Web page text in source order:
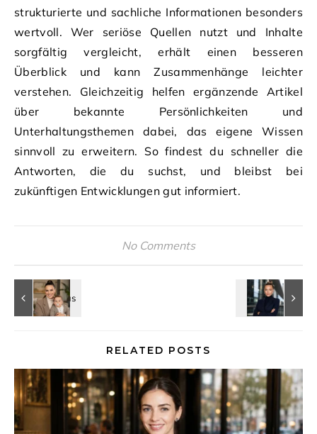
strukturierte und sachliche Informationen besonders
wertvoll. Wer seriöse Quellen nutzt und Inhalte
sorgfältig vergleicht, erhält einen besseren
Überblick und kann Zusammenhänge leichter
verstehen. Gleichzeitig helfen ergänzende Artikel
über bekannte Persönlichkeiten und
Unterhaltungsthemen dabei, das eigene Wissen
sinnvoll zu erweitern. So findest du schneller die
Antworten, die du suchst, und bleibst bei
zukünftigen Entwicklungen gut informiert.
No Comments
RELATED POSTS